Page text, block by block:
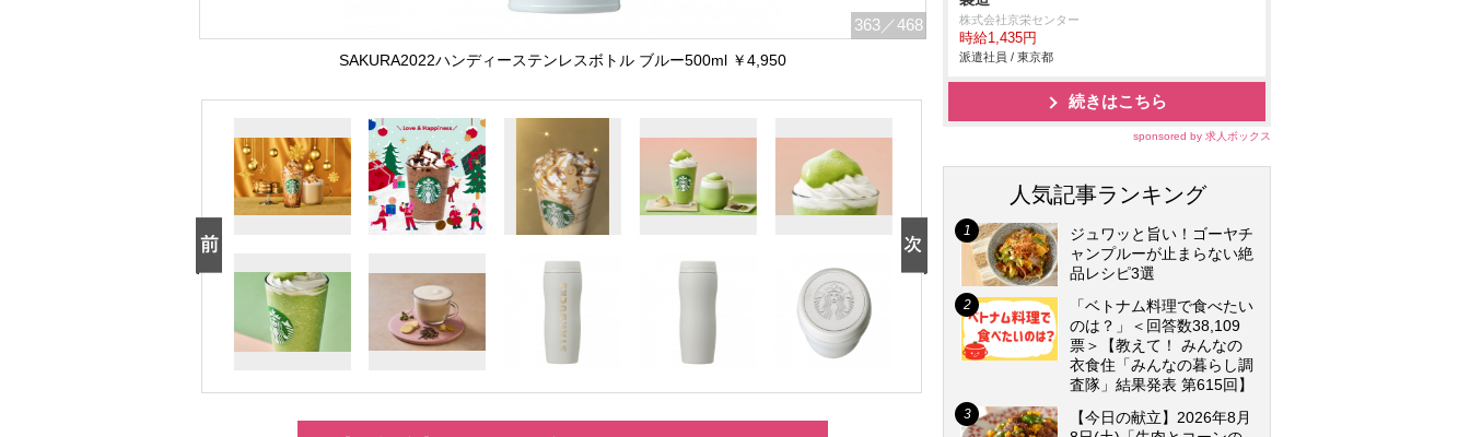
363 ／468
SAKURA2022ハンディーステンレスボトル ブルー500ml ￥4,950
株式会社京栄センター
時給1,435円
派遣社員 / 東京都
続きはこちら
sponsored by 求人ボックス
人気記事ランキング
ジュワッと旨い！ゴーヤチ
ャンプルーが止まらない絶
品レシピ3選
「ベトナム料理で食べたい
のは？」＜回答数38,109
票＞【教えて！ みんなの
衣食住「みんなの暮らし調
査隊」結果発表 第615回】
【今日の献立】2026年8月